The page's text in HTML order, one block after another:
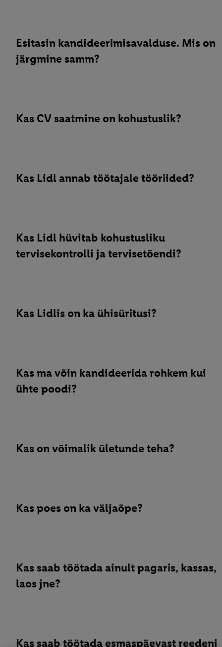
Esitasin kandideerimisavalduse. Mis on
järgmine samm?
Kas CV saatmine on kohustuslik?
Kas Lidl annab töötajale tööriided?
Kas Lidl hüvitab kohustusliku
tervisekontrolli ja tervisetõendi?
Kas Lidlis on ka ühisüritusi?
Kas ma võin kandideerida rohkem kui
ühte poodi?
Kas on võimalik ületunde teha?
Kas poes on ka väljaõpe?
Kas saab töötada ainult pagaris, kassas,
laos jne?
Kas saab töötada esmaspäevast reedeni